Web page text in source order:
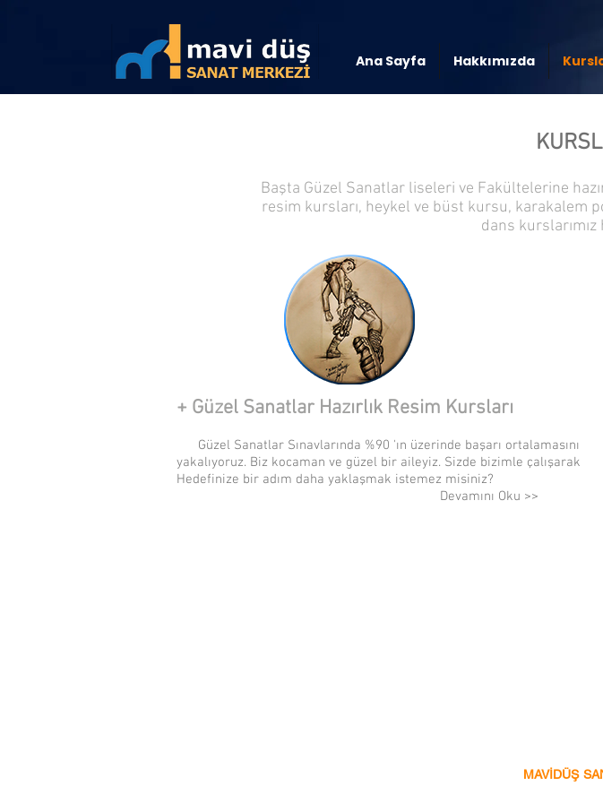
Ana Sayfa Hakkımızda
Başta Güzel Sanatlar liseleri ve Fakültelerine
resim kursları, heykel ve büst kursu, karakalem
dans
+ Güzel Sanatlar Hazırlık Resim Kursları
Güzel Sanatlar Sınavlarında %90 'ın üzerinde başarı ortalamasını
yakalıyoruz. Biz kocaman ve güzel bir aileyiz. Sizde bizimle çalışarak
Hedefinize bir adım daha yaklaşmak istemez misiniz?
Devamını Oku >>
MAVİDÜŞ